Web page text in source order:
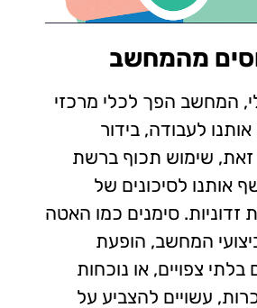
מהמחשב
המחשב הפך לכלי מרכזי
לעבודה, בידור
שימוש תכוף ברשת
אותנו לסיכונים של
זדוניות. סימנים כמו האטה
המחשב, הופעת
בלתי צפויים, או נוכחות
עשויים להצביע על